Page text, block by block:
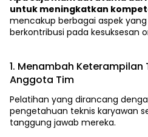
untuk meningkatkan
mencakup berbagai aspek
berkontribusi pada kesuksesan
1. Menambah Keterampilan
Anggota Tim
Pelatihan yang dirancang
pengetahuan teknis karyawan
tanggung jawab mereka.